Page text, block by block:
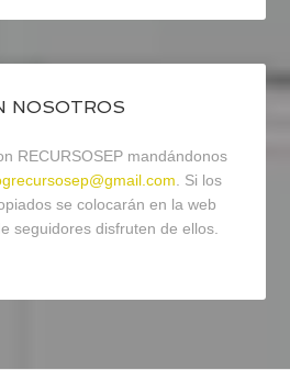
NOSOTROS
RECURSOSEP mandándonos
. Si los
se colocarán en la web
seguidores disfruten de ellos.